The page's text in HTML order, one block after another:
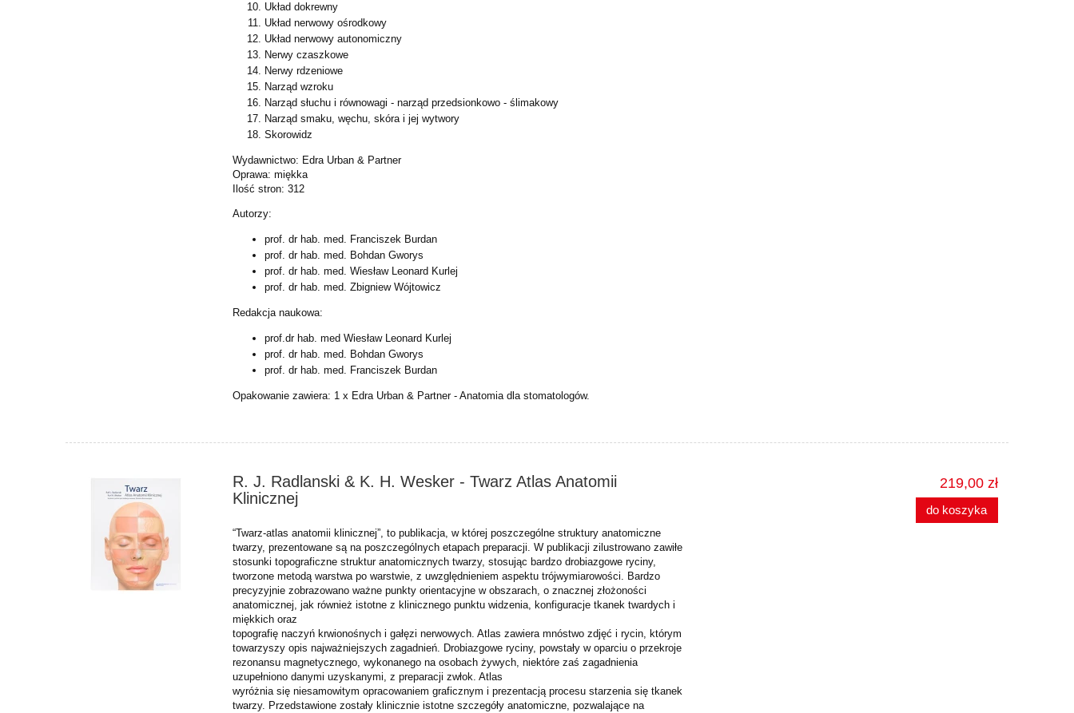
Układ dokrewny
Układ nerwowy ośrodkowy
Układ nerwowy autonomiczny
Nerwy czaszkowe
Nerwy rdzeniowe
Narząd wzroku
Narząd słuchu i równowagi - narząd przedsionkowo - ślimakowy
Narząd smaku, węchu, skóra i jej wytwory
Skorowidz
Wydawnictwo: Edra Urban & Partner
Oprawa: miękka
Ilość stron: 312
Autorzy:
prof. dr hab. med. Franciszek Burdan
prof. dr hab. med. Bohdan Gworys
prof. dr hab. med. Wiesław Leonard Kurlej
prof. dr hab. med. Zbigniew Wójtowicz
Redakcja naukowa:
prof.dr hab. med Wiesław Leonard Kurlej
prof. dr hab. med. Bohdan Gworys
prof. dr hab. med. Franciszek Burdan
Opakowanie zawiera: 1 x Edra Urban & Partner - Anatomia dla stomatologów.
R. J. Radlanski & K. H. Wesker - Twarz Atlas Anatomii
Klinicznej
“Twarz-atlas anatomii klinicznej”, to publikacja, w której poszczególne struktury anatomiczne
twarzy, prezentowane są na poszczególnych etapach preparacji. W publikacji zilustrowano zawiłe
stosunki topograficzne struktur anatomicznych twarzy, stosując bardzo drobiazgowe ryciny,
tworzone metodą warstwa po warstwie, z uwzględnieniem aspektu trójwymiarowości. Bardzo
precyzyjnie zobrazowano ważne punkty orientacyjne w obszarach, o znacznej złożoności
anatomicznej, jak również istotne z klinicznego punktu widzenia, konfiguracje tkanek twardych i
miękkich oraz
topografię naczyń krwionośnych i gałęzi nerwowych. Atlas zawiera mnóstwo zdjęć i rycin, którym
towarzyszy opis najważniejszych zagadnień. Drobiazgowe ryciny, powstały w oparciu o przekroje
rezonansu magnetycznego, wykonanego na osobach żywych, niektóre zaś zagadnienia
uzupełniono danymi uzyskanymi, z preparacji zwłok. Atlas
wyróżnia się niesamowitym opracowaniem graficznym i prezentacją procesu starzenia się tkanek
twarzy. Przedstawione zostały klinicznie istotne szczegóły anatomiczne, pozwalające na
219,00 zł
do koszyka